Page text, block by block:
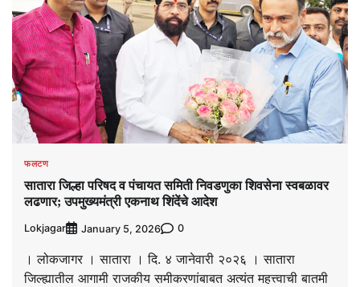
फलटण
सातारा जिल्हा परिषद व पंचायत समिती निवडणुका शिवसेना स्वबळावर
लढणार; उपमुख्यमंत्री एकनाथ शिंदेंचे आदेश
Lokjagar January 5, 2026 0
। लोकजागर । सातारा । दि. ४ जानेवारी २०२६ । सातारा
जिल्ह्यातील आगामी राजकीय समीकरणांबाबत अत्यंत महत्त्वाची बातमी